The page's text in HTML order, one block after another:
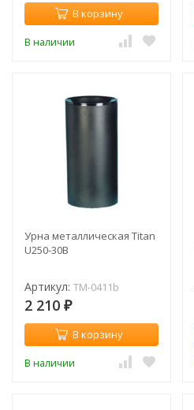
В корзину
В наличии
Урна металлическая Titan
U250-30B
Артикул: TM-0411b
2 210 ₽
В корзину
В наличии